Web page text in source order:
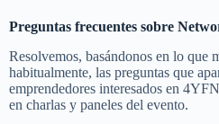
Preguntas frecuentes sobre
Resolvemos, basándonos en lo que
habitualmente, las preguntas que
emprendedores interesados en
en charlas y paneles del evento.